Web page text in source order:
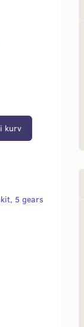
kurv
5 gears